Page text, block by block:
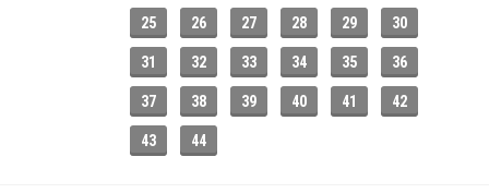
25 26 27 28 29 30
31 32 33 34 35 36
37 38 39 40 41 42
43 44